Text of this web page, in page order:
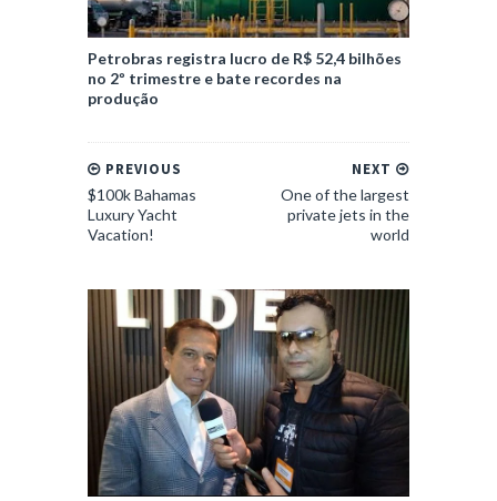
Petrobras registra lucro de R$ 52,4 bilhões
no 2º trimestre e bate recordes na
produção
NEXT
One of the largest
private jets in the
world
PREVIOUS
$100k Bahamas
Luxury Yacht
Vacation!